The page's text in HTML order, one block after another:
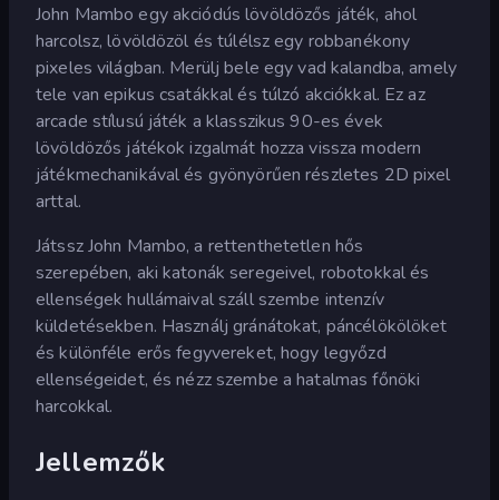
John Mambo egy akciódús lövöldözős játék, ahol
harcolsz, lövöldözöl és túlélsz egy robbanékony
pixeles világban. Merülj bele egy vad kalandba, amely
tele van epikus csatákkal és túlzó akciókkal. Ez az
arcade stílusú játék a klasszikus 90-es évek
lövöldözős játékok izgalmát hozza vissza modern
játékmechanikával és gyönyörűen részletes 2D pixel
arttal.
Játssz John Mambo, a rettenthetetlen hős
szerepében, aki katonák seregeivel, robotokkal és
ellenségek hullámaival száll szembe intenzív
küldetésekben. Használj gránátokat, páncélökölöket
és különféle erős fegyvereket, hogy legyőzd
ellenségeidet, és nézz szembe a hatalmas főnöki
harcokkal.
Jellemzők